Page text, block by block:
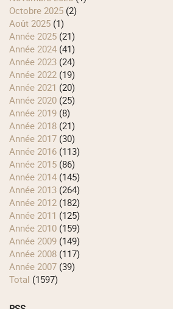
octobre 2025 (2)
août 2025 (1)
année 2025 (21)
année 2024 (41)
année 2023 (24)
année 2022 (19)
année 2021 (20)
année 2020 (25)
année 2019 (8)
année 2018 (21)
année 2017 (30)
année 2016 (113)
année 2015 (86)
année 2014 (145)
année 2013 (264)
année 2012 (182)
année 2011 (125)
année 2010 (159)
année 2009 (149)
année 2008 (117)
année 2007 (39)
total (1597)